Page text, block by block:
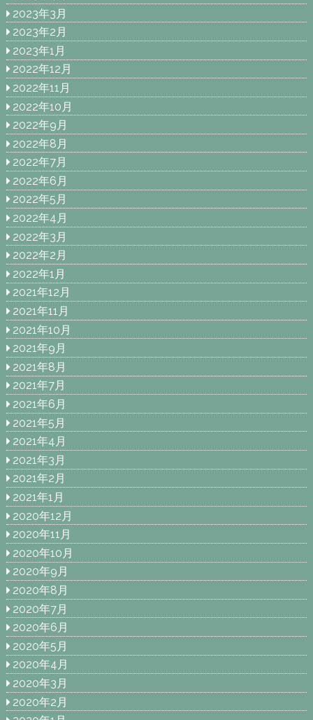
2023年3月
2023年2月
2023年1月
2022年12月
2022年11月
2022年10月
2022年9月
2022年8月
2022年7月
2022年6月
2022年5月
2022年4月
2022年3月
2022年2月
2022年1月
2021年12月
2021年11月
2021年10月
2021年9月
2021年8月
2021年7月
2021年6月
2021年5月
2021年4月
2021年3月
2021年2月
2021年1月
2020年12月
2020年11月
2020年10月
2020年9月
2020年8月
2020年7月
2020年6月
2020年5月
2020年4月
2020年3月
2020年2月